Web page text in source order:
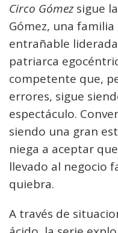
Circo Gómezsigue
Gómez, una
entrañable
patriarca
competente que,
errores, sigue
espectáculo.
siendo una gran
niega a aceptar
llevado al negocio
quiebra.
A través de